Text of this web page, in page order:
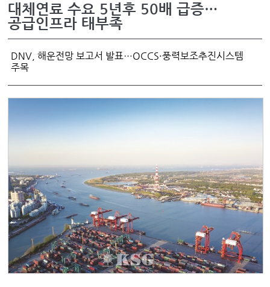
대체연료 수요 5년후 50배 급증…
공급인프라 태부족
DNV, 해운전망 보고서 발표…OCCS·풍력보조추진시스템
주목